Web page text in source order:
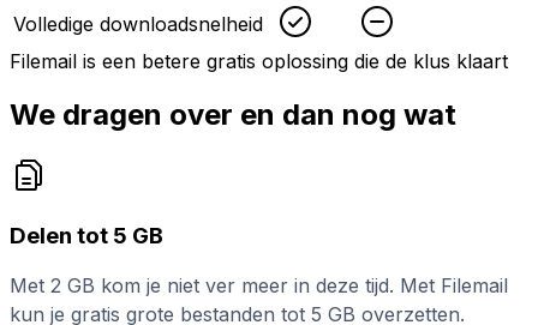
Volledige downloadsnelheid Checked
Filemail is een betere gratis oplossing die de klus klaart
We dragen over en dan nog wat
Delen tot 5 GB
Met 2 GB kom je niet ver meer in deze tijd. Met Filemail
kun je gratis grote bestanden tot 5 GB overzetten.